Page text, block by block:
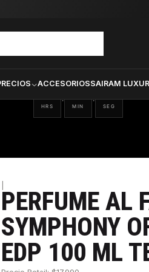
ACCESORIOSSAIRAM
100 ML TESTER
16
HRS
: 59
MIN
: 14
SEG
PERFUME AL
SYMPHONY
EDP 100 ML